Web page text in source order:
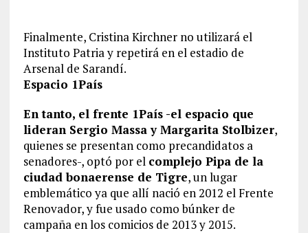
Finalmente, Cristina Kirchner no utilizará el
Instituto Patria y repetirá en el estadio de
Arsenal de Sarandí.
Espacio 1País
En tanto, el frente 1País -el espacio que
lideran Sergio Massa y Margarita Stolbizer,
quienes se presentan como precandidatos a
senadores-, optó por el complejo Pipa de la
ciudad bonaerense de Tigre, un lugar
emblemático ya que allí nació en 2012 el Frente
Renovador, y fue usado como búnker de
campaña en los comicios de 2013 y 2015.